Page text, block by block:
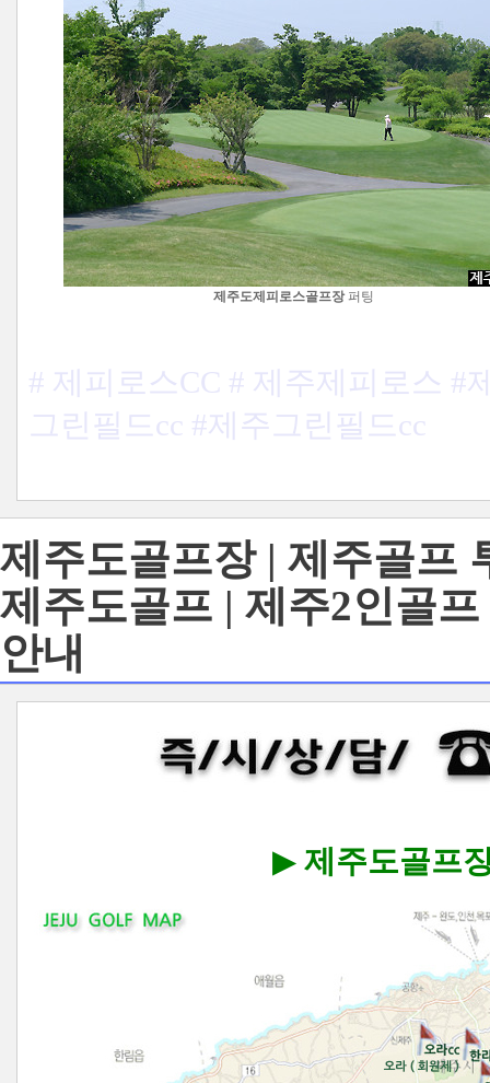
제주도제피로스골프장퍼팅
# 제피로스CC # 제주제피로스 #
그린필드cc #제주그린필드cc
제주도골프장 | 제주골프
제주도골프 | 제주2인골
안내
▶ 제주도골프